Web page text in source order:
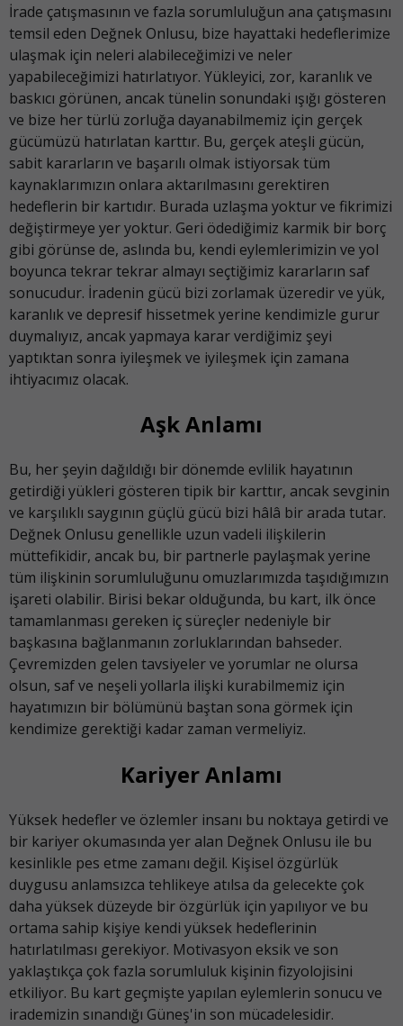
İrade çatışmasının ve fazla sorumluluğun ana çatışmasını
temsil eden Değnek Onlusu, bize hayattaki hedeflerimize
ulaşmak için neleri alabileceğimizi ve neler
yapabileceğimizi hatırlatıyor. Yükleyici, zor, karanlık ve
baskıcı görünen, ancak tünelin sonundaki ışığı gösteren
ve bize her türlü zorluğa dayanabilmemiz için gerçek
gücümüzü hatırlatan karttır. Bu, gerçek ateşli gücün,
sabit kararların ve başarılı olmak istiyorsak tüm
kaynaklarımızın onlara aktarılmasını gerektiren
hedeflerin bir kartıdır. Burada uzlaşma yoktur ve fikrimizi
değiştirmeye yer yoktur. Geri ödediğimiz karmik bir borç
gibi görünse de, aslında bu, kendi eylemlerimizin ve yol
boyunca tekrar tekrar almayı seçtiğimiz kararların saf
sonucudur. İradenin gücü bizi zorlamak üzeredir ve yük,
karanlık ve depresif hissetmek yerine kendimizle gurur
duymalıyız, ancak yapmaya karar verdiğimiz şeyi
yaptıktan sonra iyileşmek ve iyileşmek için zamana
ihtiyacımız olacak.
Aşk Anlamı
Bu, her şeyin dağıldığı bir dönemde evlilik hayatının
getirdiği yükleri gösteren tipik bir karttır, ancak sevginin
ve karşılıklı saygının güçlü gücü bizi hâlâ bir arada tutar.
Değnek Onlusu genellikle uzun vadeli ilişkilerin
müttefikidir, ancak bu, bir partnerle paylaşmak yerine
tüm ilişkinin sorumluluğunu omuzlarımızda taşıdığımızın
işareti olabilir. Birisi bekar olduğunda, bu kart, ilk önce
tamamlanması gereken iç süreçler nedeniyle bir
başkasına bağlanmanın zorluklarından bahseder.
Çevremizden gelen tavsiyeler ve yorumlar ne olursa
olsun, saf ve neşeli yollarla ilişki kurabilmemiz için
hayatımızın bir bölümünü baştan sona görmek için
kendimize gerektiği kadar zaman vermeliyiz.
Kariyer Anlamı
Yüksek hedefler ve özlemler insanı bu noktaya getirdi ve
bir kariyer okumasında yer alan Değnek Onlusu ile bu
kesinlikle pes etme zamanı değil. Kişisel özgürlük
duygusu anlamsızca tehlikeye atılsa da gelecekte çok
daha yüksek düzeyde bir özgürlük için yapılıyor ve bu
ortama sahip kişiye kendi yüksek hedeflerinin
hatırlatılması gerekiyor. Motivasyon eksik ve son
yaklaştıkça çok fazla sorumluluk kişinin fizyolojisini
etkiliyor. Bu kart geçmişte yapılan eylemlerin sonucu ve
irademizin sınandığı Güneş'in son mücadelesidir.